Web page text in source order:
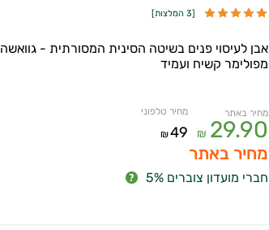
[3 המלצות ]
אבן לעיסוי פנים בשיטה הסינית המסורתית - גוואשה
מפולימר קשיח ועמיד
מחיר באתר
29.90
₪
מחיר טלפוני
49
₪
מחיר באתר
חברי מועדון צוברים 5%